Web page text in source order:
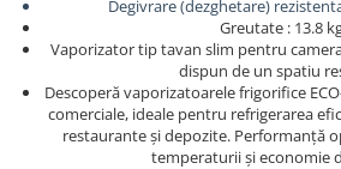
Degivrare (dezghetare)
Greutate : 13.8
Vaporizator tip tavan slim pentru
dispun de un spatiu
Descoperă vaporizatoarele frigorifice
comerciale, ideale pentru refrigerarea
restaurante și depozite. Performanță
temperaturii și economie